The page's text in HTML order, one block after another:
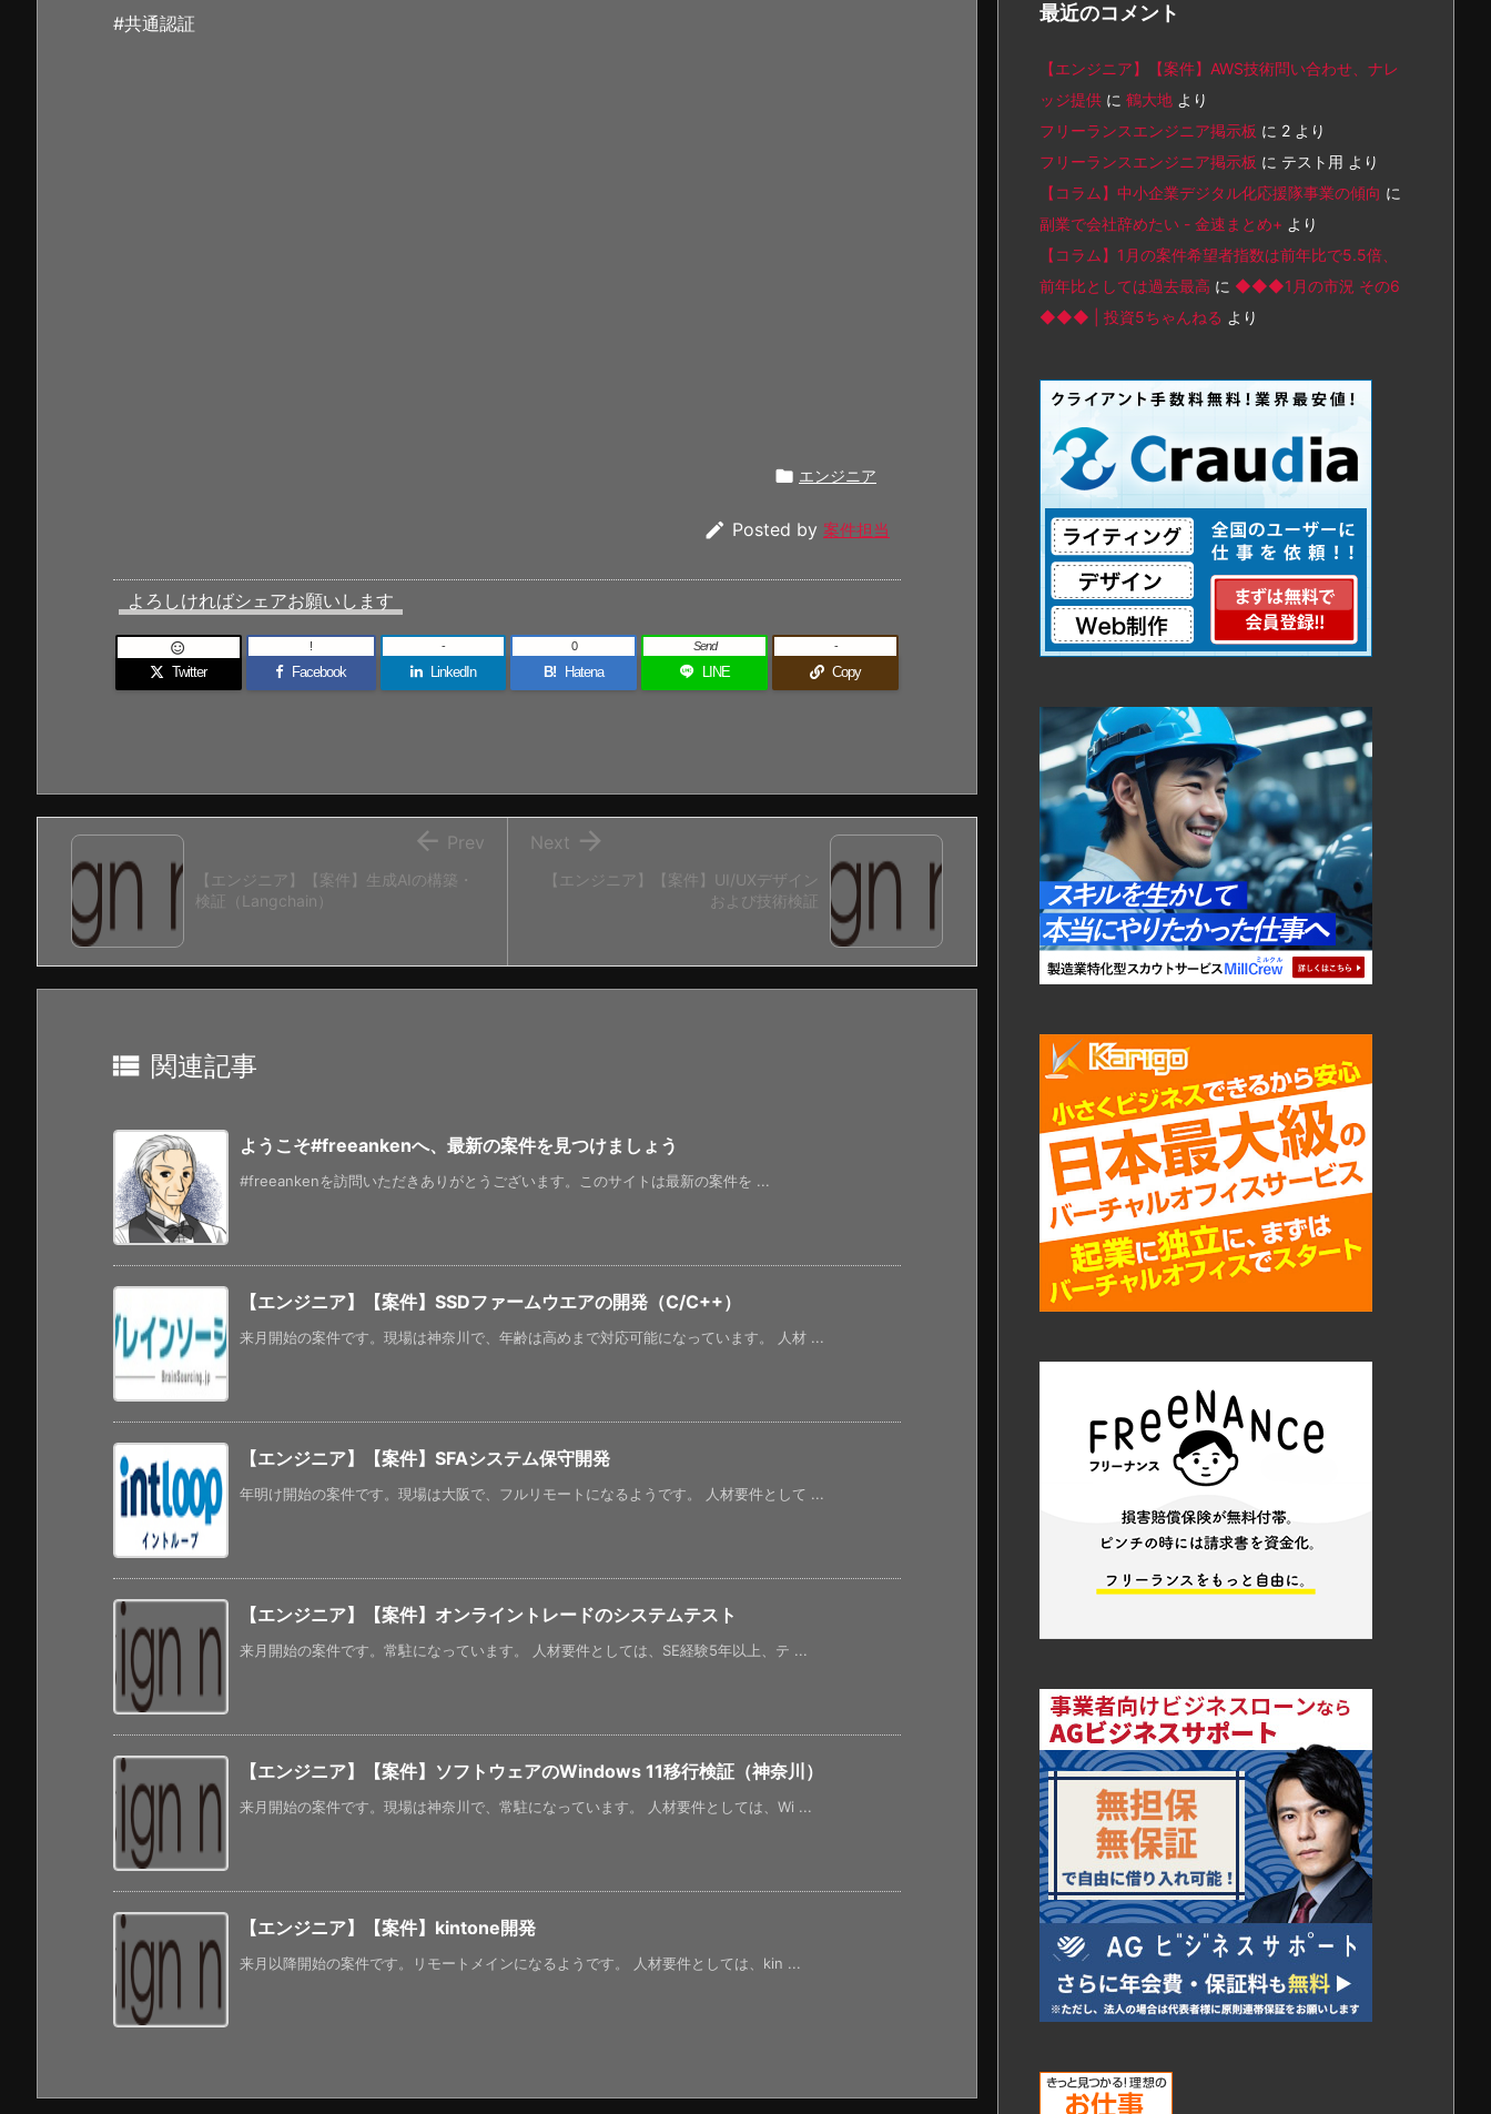
#共通認証
 エンジニア
 Posted by 案件担当
よろしければシェアお願いします
Twitter

Facebook
!
LinkedIn
-
B! Hatena
0
LINE
Send
Copy
-
【エンジニア】【案件】UI/UXデザイン
および技術検証

Next
【エンジニア】【案件】生成AIの構築・
検証（Langchain）
 Prev
 関連記事
ようこそ#freeankenへ、最新の案件を見つけましょう
#freeankenを訪問いただきありがとうございます。このサイトは最新の案件を ...
【エンジニア】【案件】SSDファームウエアの開発（C/C++）
来月開始の案件です。現場は神奈川で、年齢は高めまで対応可能になっています。 人材 ...
【エンジニア】【案件】SFAシステム保守開発
年明け開始の案件です。現場は大阪で、フルリモートになるようです。 人材要件として ...
【エンジニア】【案件】オンライントレードのシステムテスト
来月開始の案件です。常駐になっています。 人材要件としては、SE経験5年以上、テ ...
【エンジニア】【案件】ソフトウェアのWindows 11移行検証（神奈川）
来月開始の案件です。現場は神奈川で、常駐になっています。 人材要件としては、Wi ...
【エンジニア】【案件】kintone開発
来月以降開始の案件です。リモートメインになるようです。 人材要件としては、kin ...
最近のコメント
【エンジニア】【案件】AWS技術問い合わせ、ナレ
ッジ提供 に 鶴大地 より
フリーランスエンジニア掲示板 に 2 より
フリーランスエンジニア掲示板 に テスト用 より
【コラム】中小企業デジタル化応援隊事業の傾向 に
副業で会社辞めたい - 金速まとめ+ より
【コラム】1月の案件希望者指数は前年比で5.5倍、
前年比としては過去最高 に ◆◆◆1月の市況 その6
◆◆◆ | 投資5ちゃんねる より